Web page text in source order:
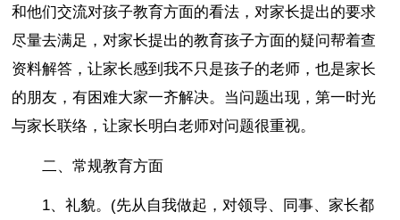
和他们交流对孩子教育方面的看法，对家长提出的要求
尽量去满足，对家长提出的教育孩子方面的疑问帮着查
资料解答，让家长感到我不只是孩子的老师，也是家长
的朋友，有困难大家一齐解决。当问题出现，第一时光
与家长联络，让家长明白老师对问题很重视。
二、常规教育方面
1、礼貌。(先从自我做起，对领导、同事、家长都